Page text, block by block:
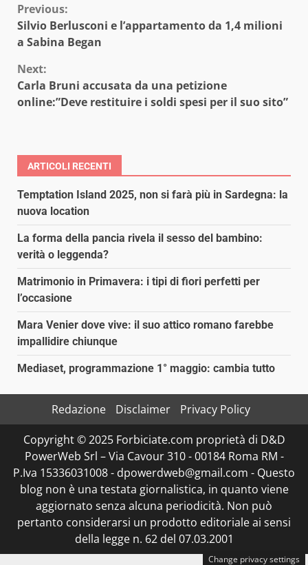
Continue
Reading
Previous:
Silvio Berlusconi e l’appartamento da 1,4 milioni
a Sabina Began
Next:
Carla Bruni accusata da una petizione
online:”Deve restituire i soldi spesi per il suo sito”
ARTICOLI RECENTI
Temptation Island 2025, non si farà più in Sardegna: la
nuova location
La forma della pancia rivela il sesso del bambino:
verità o leggenda?
Matrimonio in Primavera: i tipi di fiori perfetti per
l’occasione
Mara Venier dove vive: il suo attico romano farebbe
impallidire chiunque
Mediaset, programmazione 1° maggio: cambia tutto
Redazione Disclaimer
Privacy Policy
Copyright © 2025 Forbiciate.com proprietà di D&D
PowerWeb Srl – Via Cavour 310 - 00184 Roma RM -
P.Iva 15336031008 - dpowerdweb@gmail.com - Questo
blog non è una testata giornalistica, in quanto viene
aggiornato senza alcuna periodicità. Non può
pertanto considerarsi un prodotto editoriale ai sensi
della legge n. 62 del 07.03.2001
Change privacy settings